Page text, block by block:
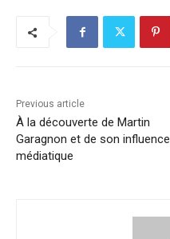
Previous article
À la découverte de Martin
Garagnon et de son influence
médiatique